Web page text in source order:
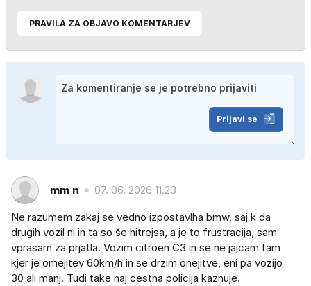
PRAVILA ZA OBJAVO KOMENTARJEV
Prijavi se
mm n 07. 06. 2026 11.23
Ne razumem zakaj se vedno izpostavlha bmw, saj k da
drugih vozil ni in ta so še hitrejsa, a je to frustracija, sam
vprasam za prjatla. Vozim citroen C3 in se ne jajcam tam
kjer je omejitev 60km/h in se drzim onejitve, eni pa vozijo
30 ali manj. Tudi take naj cestna policija kaznuje.